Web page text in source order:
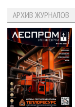
АРХИВ ЖУРНАЛОВ